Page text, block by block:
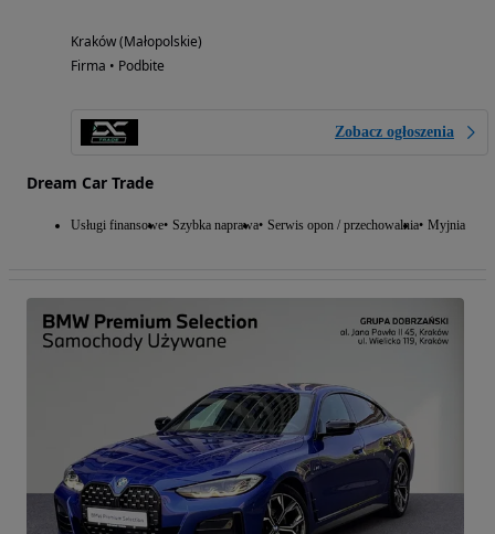
Kraków (Małopolskie)
Firma • Podbite
Zobacz ogłoszenia
Dream Car Trade
Usługi finansowe Szybka naprawa Serwis opon / przechowalnia Myjnia